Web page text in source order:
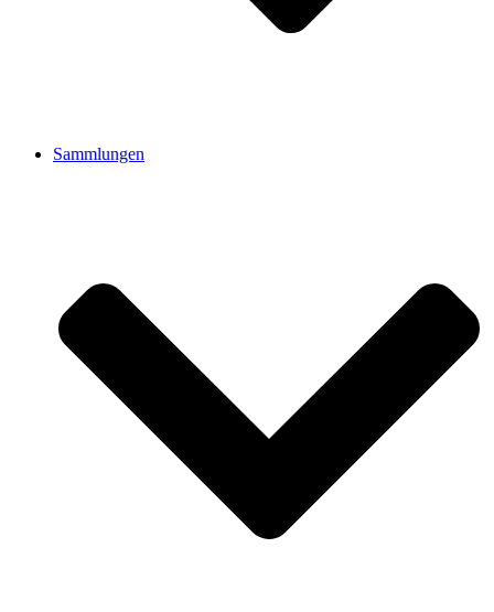
Sammlungen